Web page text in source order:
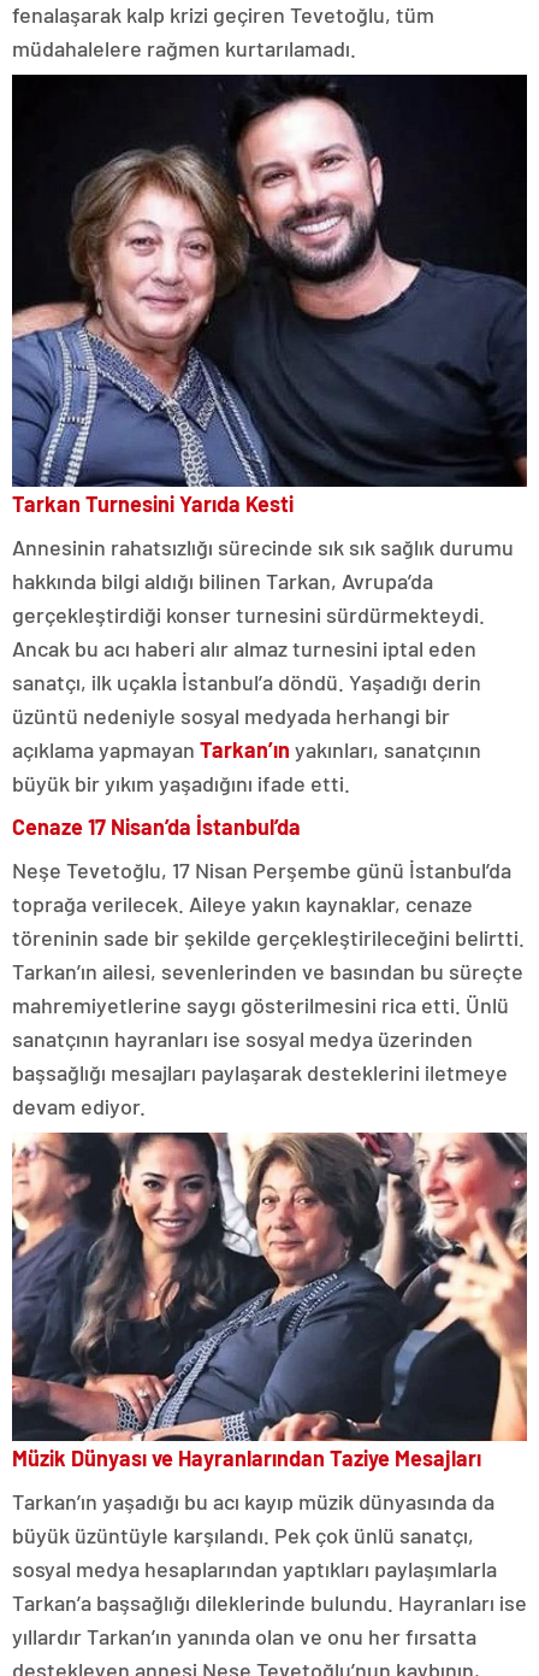
fenalaşarak kalp krizi geçiren Tevetoğlu, tüm
müdahalelere rağmen kurtarılamadı.
Tarkan Turnesini Yarıda Kesti
Annesinin rahatsızlığı sürecinde sık sık sağlık durumu
hakkında bilgi aldığı bilinen Tarkan, Avrupa’da
gerçekleştirdiği konser turnesini sürdürmekteydi.
Ancak bu acı haberi alır almaz turnesini iptal eden
sanatçı, ilk uçakla İstanbul’a döndü. Yaşadığı derin
üzüntü nedeniyle sosyal medyada herhangi bir
açıklama yapmayan Tarkan’ın yakınları, sanatçının
büyük bir yıkım yaşadığını ifade etti.
Cenaze 17 Nisan’da İstanbul’da
Neşe Tevetoğlu, 17 Nisan Perşembe günü İstanbul’da
toprağa verilecek. Aileye yakın kaynaklar, cenaze
töreninin sade bir şekilde gerçekleştirileceğini belirtti.
Tarkan’ın ailesi, sevenlerinden ve basından bu süreçte
mahremiyetlerine saygı gösterilmesini rica etti. Ünlü
sanatçının hayranları ise sosyal medya üzerinden
başsağlığı mesajları paylaşarak desteklerini iletmeye
devam ediyor.
Müzik Dünyası ve Hayranlarından Taziye Mesajları
Tarkan’ın yaşadığı bu acı kayıp müzik dünyasında da
büyük üzüntüyle karşılandı. Pek çok ünlü sanatçı,
sosyal medya hesaplarından yaptıkları paylaşımlarla
Tarkan’a başsağlığı dileklerinde bulundu. Hayranları ise
yıllardır Tarkan’ın yanında olan ve onu her fırsatta
destekleyen annesi Neşe Tevetoğlu’nun kaybının,